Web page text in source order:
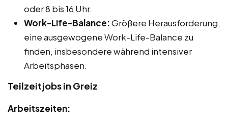
oder 8 bis 16 Uhr.
Work-Life-Balance:Größere Herausforderung,
eine ausgewogene Work-Life-Balance zu
finden, insbesondere während intensiver
Arbeitsphasen.
Teilzeitjobs in Greiz
Arbeitszeiten: